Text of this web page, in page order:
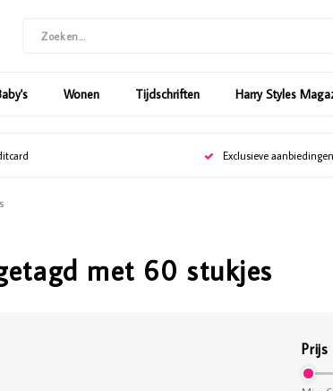
Wonen Tijdschriften Harry Styles
Exclusieve aanbiedingen
met 60 stukjes
Prijs